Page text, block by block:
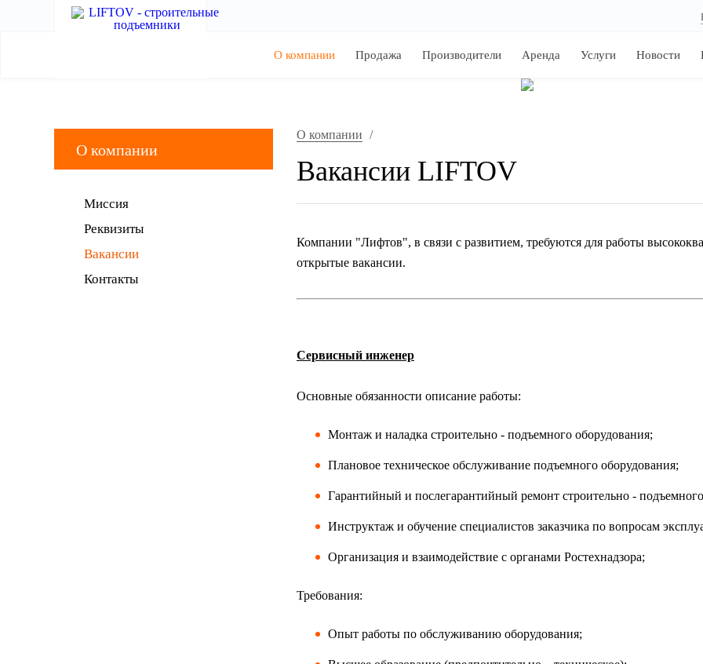
О компании Продажа Производители Аренда Услуги Новости
О компании
Миссия
Реквизиты
Вакансии
Контакты
О компании /
Вакансии LIFTOV
Компании "Лифтов", в связи с развитием, требуются для работы
открытые вакансии.
Сервисный инженер
Основные обязанности описание работы:
Монтаж и наладка строительно - подъемного оборудования;
Плановое техническое обслуживание подъемного оборудования;
Гарантийный и послегарантийный ремонт строительно -
Инструктаж и обучение специалистов заказчика по вопросам
Организация и взаимодействие с органами Ростехнадзора;
Требования:
Опыт работы по обслуживанию оборудования;